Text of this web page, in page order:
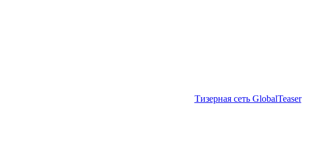
Тизерная сеть GlobalTeaser